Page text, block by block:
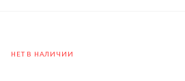
НЕТ В НАЛИЧИИ